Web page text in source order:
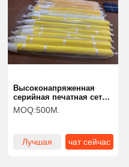
Высоконапряженная
серийная печатная сетка
100% полиэстерная
нейлонная шелка низкая
MOQ:500М.
Лучшая
чат сейчас